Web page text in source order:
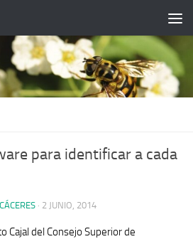
para identificar a cada
· 2 JUNIO, 2014
Cajal del Consejo Superior de